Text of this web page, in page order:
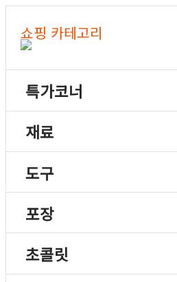
쇼핑 카테고리
특가코너
재료
도구
포장
초콜릿